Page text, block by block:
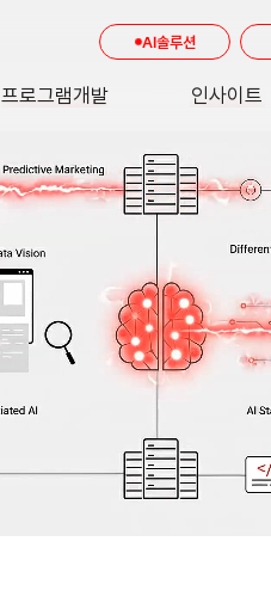
프로그램개발 인사이트
AI솔루션